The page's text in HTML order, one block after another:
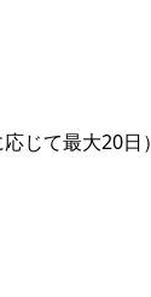
じて最大20日）